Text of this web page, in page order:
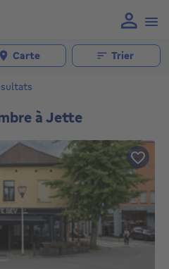
Carte Trier
à Jette